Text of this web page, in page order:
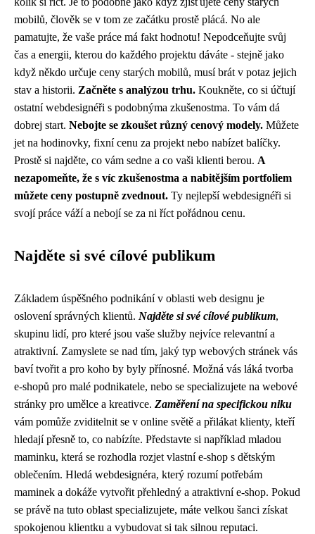
mobilů, člověk se v tom ze začátku prostě plácá. No ale
pamatujte, že vaše práce má fakt hodnotu! Nepodceňujte svůj
čas a energii, kterou do každého projektu dáváte - stejně jako
když někdo určuje ceny starých mobilů, musí brát v potaz jejich
stav a historii. Začněte s analýzou trhu. Koukněte, co si účtují
ostatní webdesignéři s podobnýma zkušenostma. To vám dá
dobrej start. Nebojte se zkoušet různý cenový modely. Můžete
jet na hodinovky, fixní cenu za projekt nebo nabízet balíčky.
Prostě si najděte, co vám sedne a co vaši klienti berou. A
nezapomeňte, že s víc zkušenostma a nabitějším portfoliem
můžete ceny postupně zvednout. Ty nejlepší webdesignéři si
svojí práce váží a nebojí se za ni říct pořádnou cenu.
Najděte si své cílové publikum
Základem úspěšného podnikání v oblasti web designu je
oslovení správných klientů. Najděte si své cílové publikum,
skupinu lidí, pro které jsou vaše služby nejvíce relevantní a
atraktivní. Zamyslete se nad tím, jaký typ webových stránek vás
baví tvořit a pro koho by byly přínosné. Možná vás láká tvorba
e-shopů pro malé podnikatele, nebo se specializujete na webové
stránky pro umělce a kreativce. Zaměření na specifickou niku
vám pomůže zviditelnit se v online světě a přilákat klienty, kteří
hledají přesně to, co nabízíte. Představte si například mladou
maminku, která se rozhodla rozjet vlastní e-shop s dětským
oblečením. Hledá webdesignéra, který rozumí potřebám
maminek a dokáže vytvořit přehledný a atraktivní e-shop. Pokud
se právě na tuto oblast specializujete, máte velkou šanci získat
spokojenou klientku a vybudovat si tak silnou reputaci.